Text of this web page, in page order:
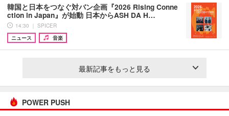
韓国と日本をつなぐ対バン企画『2026 Rising Conne
ction in Japan』が始動 日本からASH DA H…
14:30 ｜ SPICER
ニュース
音楽
最新記事をもっと見る
POWER PUSH